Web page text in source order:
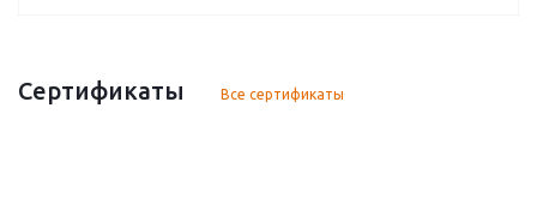
Сертификаты Все сертификаты